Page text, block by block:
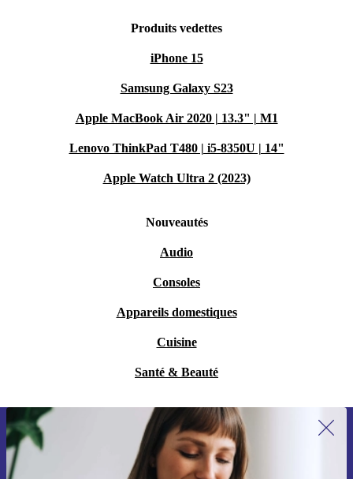
Produits vedettes
iPhone 15
Samsung Galaxy S23
Apple MacBook Air 2020 | 13.3" | M1
Lenovo ThinkPad T480 | i5-8350U | 14"
Apple Watch Ultra 2 (2023)
Nouveautés
Audio
Consoles
Appareils domestiques
Cuisine
Santé & Beauté
Recevoir offres et infos de refurbed
par mail